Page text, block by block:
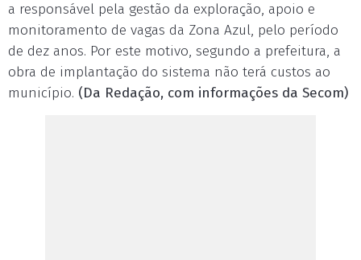
a responsável pela gestão da exploração, apoio e
monitoramento de vagas da Zona Azul, pelo período
de dez anos. Por este motivo, segundo a prefeitura, a
obra de implantação do sistema não terá custos ao
município. (Da Redação, com informações da Secom)